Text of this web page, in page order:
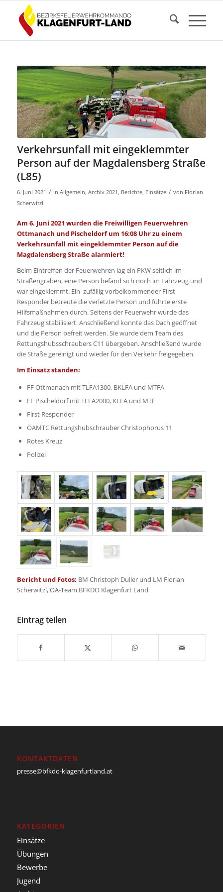
Verkehrsunfall mit eingeklemmter
Person auf der Magdalensberg Straße
(L85)
6. Juni 2021 / in Allgemein Archiv 2021 Berichte, Einsätze / von Florian
Scherwitzl
Am 6. Juni 2021 wurden die Freiwilligen Feuerwehren
Ottmanach und Pischeldorf um 16:08 Uhr zu einem
Verkehrsunfall mit eingeklemmter Person auf die
Magdalensberg Straße alarmiert!
Beim Eintreffen der Feuerwehren lag ein PKW seitlich im
Straßengraben, eine Person befand sich noch im Fahrzeug und
war eingeklemmt. Ein zufällig vorbeikommender First
Responder betreute die verletzte Person und führte erste
Hilfsmaßnahmen durch. Seitens der Feuerwehr wurde das
Fahrzeug stabilisiert. Anschließend konnte das Dach geöffnet
und die Person befreit werden. Sie wurde dem Team des
Rettungshubsschraubers C11 übergeben. Anschließend wurde
die Straße gereinigt und wieder für den Verkehr freigegeben.
Im Einsatz standen:
FF Ottmanach mit TLFA1300, BKLFA und MTFA
FF Pischeldorf mit TLFA2000, KLFA und MTF
First Responder
ÖAMTC Rettungshubschrauber Christophorus 11
Rotes Kreuz
Polizei
Bericht und Fotos: BM Christoph Duller und LM Florian
Scherwitzl, ÖA-Team BFKDO Klagenfurt Land
Eintrag teilen
KONTAKTDATEN
presse@bfkdo-klagenfurtland.at
KATEGORIEN
Einsätze
Übungen
Bewerbe
Jugend